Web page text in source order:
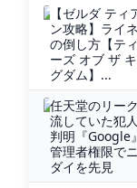
【ゼルダ ティ
ン攻略】ライ
の倒し方【テ
ーズ オブ ザ
グダム】...
任天堂のリー
流していた犯
判明『Google』
管理者権限で
ダイを先見